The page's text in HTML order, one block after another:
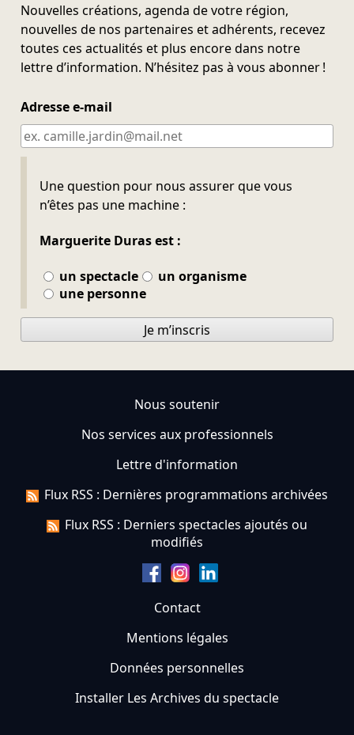
Nouvelles créations, agenda de votre région,
nouvelles de nos partenaires et adhérents, recevez
toutes ces actualités et plus encore dans notre
lettre d’information. N’hésitez pas à vous abonner !
Adresse e-mail
Une question pour nous assurer que vous
n’êtes pas une machine :
Marguerite Duras est :
un spectacle
un organisme
une personne
Ne pas remplir
Je m’inscris
Nous soutenir
Nos services aux professionnels
Lettre d'information
Flux RSS : Dernières programmations archivées
Flux RSS : Derniers spectacles ajoutés ou
modifiés
Contact
Mentions légales
Données personnelles
Installer Les Archives du spectacle